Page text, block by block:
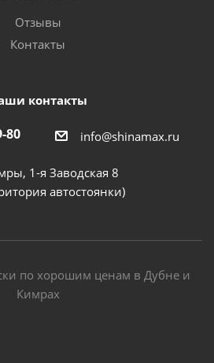
Отзывы
Контакты
контакты
80 info@shinamax.ru
1-я Заводская 8
автостоянки)
по хорошим ценам в Дубне и
Кимрах